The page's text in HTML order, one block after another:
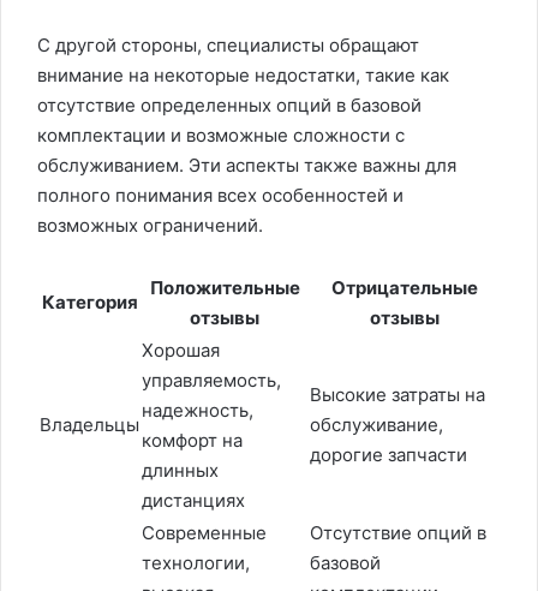
С другой стороны, специалисты обращают
внимание на некоторые недостатки, такие как
отсутствие определенных опций в базовой
комплектации и возможные сложности с
обслуживанием. Эти аспекты также важны для
полного понимания всех особенностей и
возможных ограничений.
Категория
Положительные
отзывы
Отрицательные
отзывы
Владельцы
Хорошая
управляемость,
надежность,
комфорт на
длинных
дистанциях
Высокие затраты на
обслуживание,
дорогие запчасти
Современные
технологии,
Отсутствие опций в
базовой